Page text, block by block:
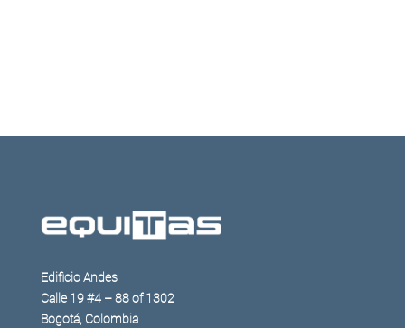
Edificio Andes
Calle 19 #4 – 88 of 1302
Bogotá, Colombia